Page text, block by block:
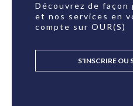
Découvrez de façon
et nos services en
compte sur OUR(S)
S'INSCRIRE OU